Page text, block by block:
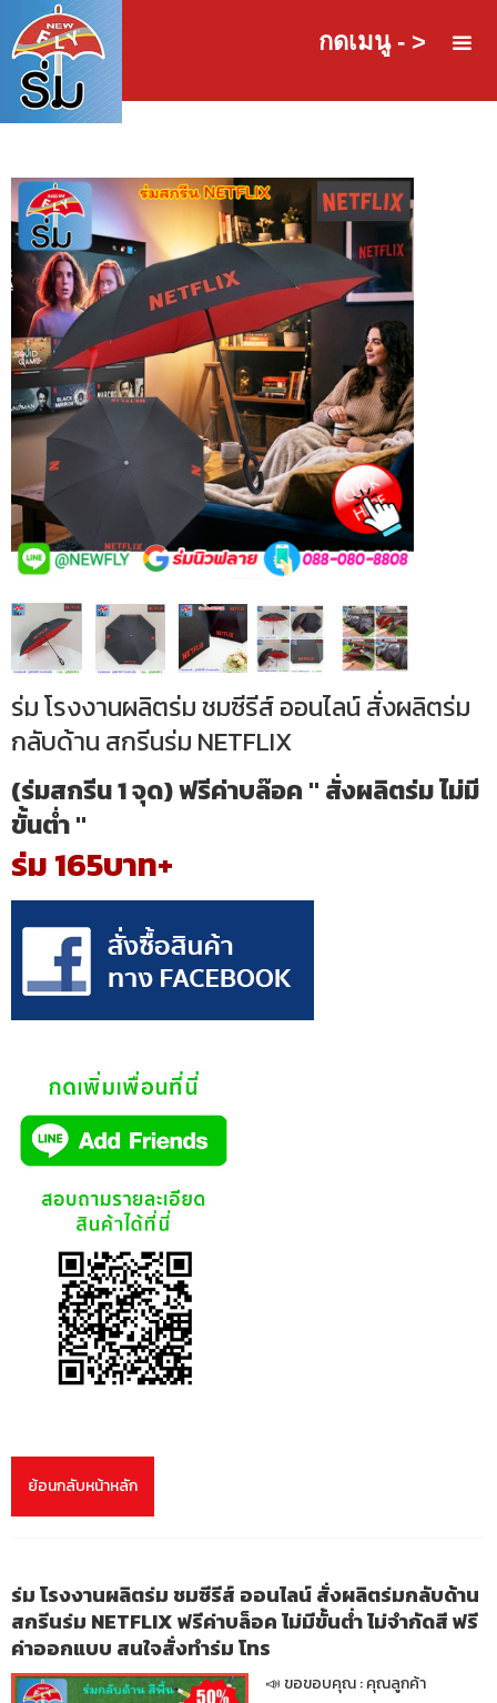
กดเมนู - >
ร่ม โรงงานผลิตร่ม ชมซีรีส์ ออนไลน์ สั่งผลิตร่ม
กลับด้าน สกรีนร่ม NETFLIX
(ร่มสกรีน 1 จุด) ฟรีค่าบล๊อค " สั่งผลิตร่ม ไม่มี
ขั้นต่ำ "
ร่ม 165บาท+
ย้อนกลับหน้าหลัก
ร่ม โรงงานผลิตร่ม ชมซีรีส์ ออนไลน์ สั่งผลิตร่มกลับด้าน
สกรีนร่ม NETFLIX ฟรีค่าบล็อค ไม่มีขั้นต่ำ ไม่จำกัดสี ฟรี
ค่าออกแบบ สนใจสั่งทำร่ม โทร
📣 ขอขอบคุณ : คุณลูกค้า